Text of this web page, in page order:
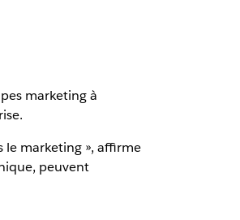
marketing à
le marketing », affirme
peuvent